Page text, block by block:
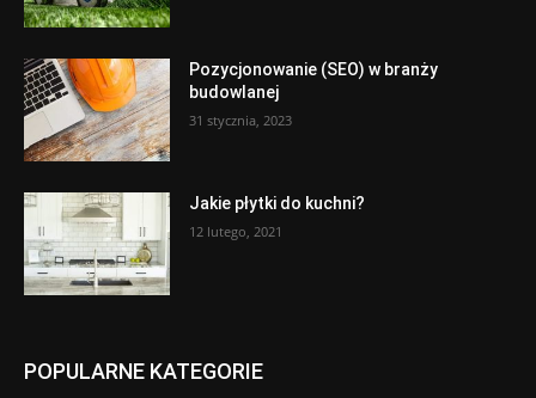
Pozycjonowanie (SEO) w branży
budowlanej
31 stycznia, 2023
Jakie płytki do kuchni?
12 lutego, 2021
POPULARNE KATEGORIE